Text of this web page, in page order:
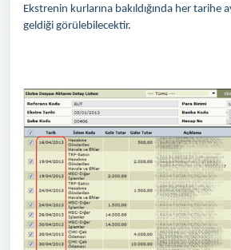
Ekstrenin kurlarına bakıldığında her tarihe
geldiği görülebilecektir.